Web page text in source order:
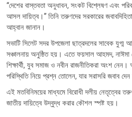
“দেশের বাস্তবতা অনুধাবন, সংকট বিশ্লেষণ এবং
আসল দায়িত্ব।” তিনি তরুণদের সরকারের
আহ্বান জানান।
সভাটি সিলেট সদর উপজেলা ছাত্রদলের সাবেক
সঞ্চালনায় অনুষ্ঠিত হয়। এতে ফয়সাল আহমদ,
শিক্ষার্থী, যুব সমাজ ও নবীন রাজনীতিকরা অংশ
পরিস্থিতি নিয়ে প্রশ্ন তোলেন, যার সরাসরি জবাব
এই মতবিনিময়ের মাধ্যমে বিরোধী দলীয় নেতৃত্বের
জাতীয় দায়িত্বে উদ্বুদ্ধ করার কৌশল স্পষ্ট হয়।